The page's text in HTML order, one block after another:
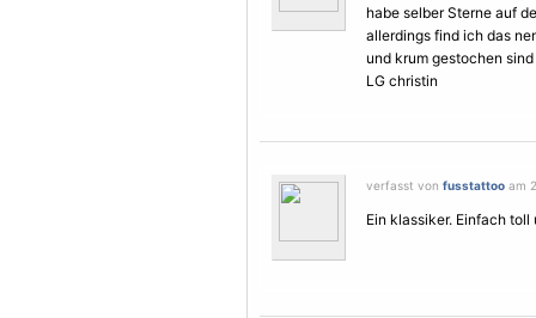
habe selberSterne auf
allerdings find ich das
und krum gestochen
LG christin
verfasst von fusstattoo am
Ein klassiker. Einfach toll